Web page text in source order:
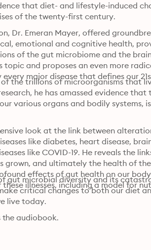
that diet- and lifestyle-induced
of the twenty-first century.
Dr. Emeran Mayer, offered
emotional and cognitive health,
of the gut microbiome and the
topic and proposes an even more
major disease that defines our
the trillions of microorganisms that
he has amassed evidence that
various organs and bodily systems,
look at the link between
like diabetes, heart disease,
like COVID-19. He reveals the
and ultimately the health of
effects of gut health on our
illnesses, including a model for
gut microbial diversity and its
critical changes to both our diet
live today.
the audiobook.